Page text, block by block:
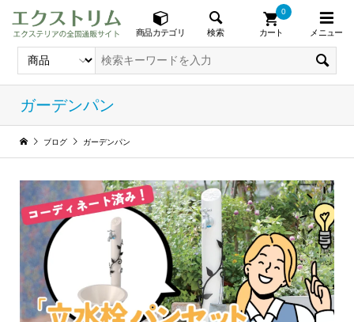
商品カテゴリ 検索 カート
0
メニュー
ガーデンパン
ブログ ガーデンパン